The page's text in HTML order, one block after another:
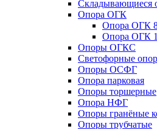
Складывающиеся
Опора ОГК
Опора ОГК
Опора ОГК
Опоры ОГКС
Светофорные
Опоры ОСФГ
Опора парковая
Опоры торшерные
Опора НФГ
Опоры гранёные
Опоры трубчатые